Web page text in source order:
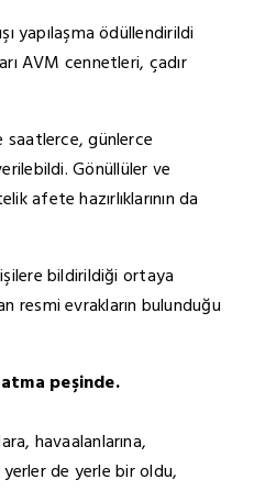
yapılaşma ödüllendirildi
AVM cennetleri, çadır
saatlerce, günlerce
Gönüllüler ve
afete hazırlıklarının da
bildirildiği ortaya
resmi evrakların bulunduğu
peşinde.
havaalanlarına,
yerler de yerle bir oldu,